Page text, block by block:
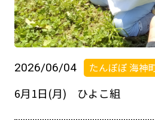
2026/06/04 たんぽぽ 海神
6月1日(月) ひよこ組